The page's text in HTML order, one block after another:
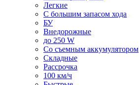
Легкие
С большим запасом хода
БУ
Внедорожные
до 250 W
Со съемным аккумулятором
Складные
Рассрочка
100 км/ч